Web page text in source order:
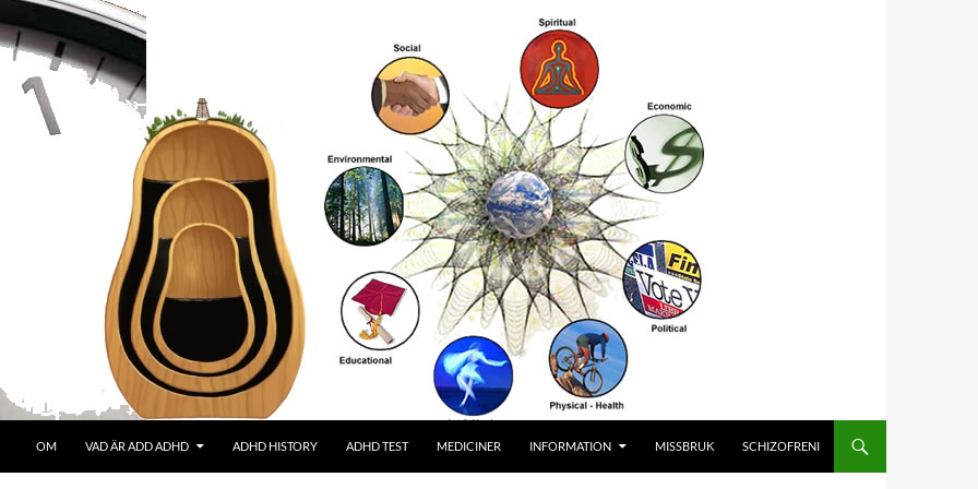
OM VAD ÄR ADD ADHD ADHD HISTORY ADHD TEST MEDICINER INFORMATION MISSBRUK SCHIZOFRENI